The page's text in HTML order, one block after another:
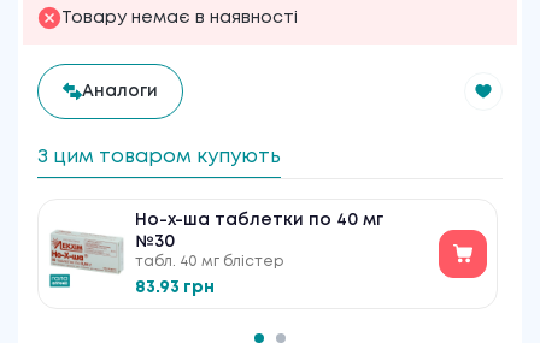
Товару немає в наявності
Аналоги
З цим товаром купують
Но-х-ша таблетки по 40 мг
№30
табл. 40 мг блістер
83.93 грн